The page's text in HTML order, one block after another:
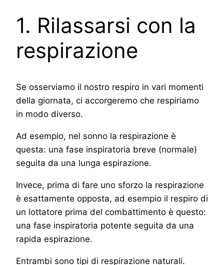
1. Rilassarsi con la
respirazione
Se osserviamo il nostro respiro in vari momenti
della giornata, ci accorgeremo che respiriamo
in modo diverso.
Ad esempio, nel sonno la respirazione è
questa: una fase inspiratoria breve (normale)
seguita da una lunga espirazione.
Invece, prima di fare uno sforzo la respirazione
è esattamente opposta, ad esempio il respiro di
un lottatore prima del combattimento è questo:
una fase inspiratoria potente seguita da una
rapida espirazione.
Entrambi sono tipi di respirazione naturali.